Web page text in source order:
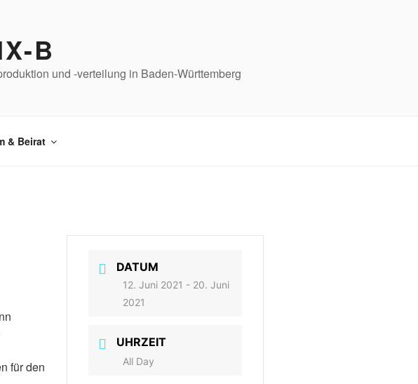
B
und -verteilung in Baden-Württemberg
& Beirat
für den
DATUM
12. Juni 2021 - 20. Juni
2021
UHRZEIT
All Day